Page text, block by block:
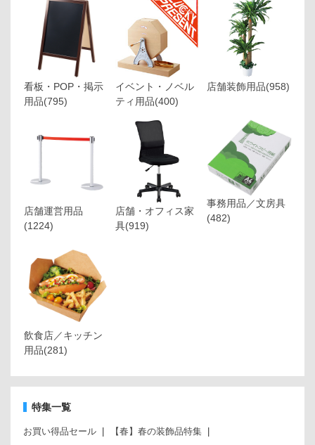
看板・POP・掲示
用品(795)
イベント・ノベル
ティ用品(400)
店舗装飾用品(958)
店舗運営用品
(1224)
店舗・オフィス家
具(919)
事務用品／文房具
(482)
飲食店／キッチン
用品(281)
特集一覧
お買い得品セール 【春】春の装飾品特集